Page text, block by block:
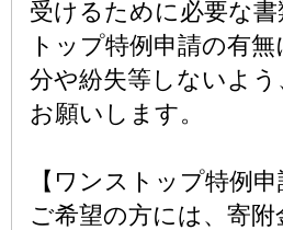
受けるために必要な
トップ特例申請の有
分や紛失等しないよう
お願いします。
【ワンストップ特例
ご希望の方には、寄附